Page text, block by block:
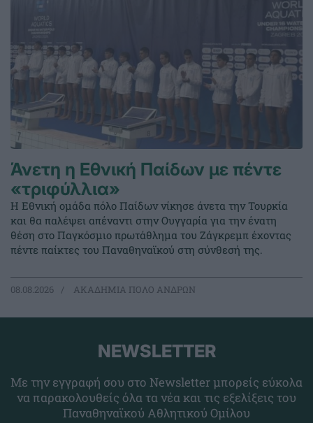
Άνετη η Εθνική Παίδων με πέντε
«τριφύλλια»
Η Εθνική ομάδα πόλο Παίδων νίκησε άνετα την Τουρκία
και θα παλέψει απέναντι στην Ουγγαρία για την ένατη
θέση στο Παγκόσμιο πρωτάθλημα του Ζάγκρεμπ έχοντας
πέντε παίκτες του Παναθηναϊκού στη σύνθεσή της.
08.08.2026 ΑΚΑΔΗΜΙΑ ΠΟΛΟ ΑΝΔΡΩΝ
NEWSLETTER
Με την εγγραφή σου στο Newsletter μπορείς εύκολα
να παρακολουθείς όλα τα νέα και τις εξελίξεις του
Παναθηναϊκού Αθλητικού Ομίλου